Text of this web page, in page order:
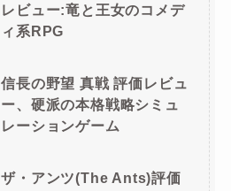
レビュー:竜と王女のコメデ
ィ系RPG
信長の野望 真戦 評価レビュ
ー、硬派の本格戦略シミュ
レーションゲーム
ザ・アンツ(The Ants)評価